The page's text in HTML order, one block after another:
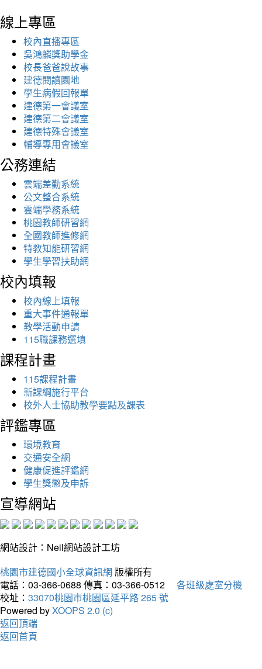
線上專區
校內直播專區
吳鴻麟獎助學金
校長爸爸說故事
建德閱讀園地
學生病假回報單
建德第一會議室
建德第二會議室
建德特殊會議室
輔導專用會議室
公務連結
雲端差勤系統
公文整合系統
雲端學務系統
桃園教師研習網
全國教師進修網
特教知能研習網
學生學習扶助網
校內填報
校內線上填報
重大事件通報單
教學活動申請
115職課務選填
課程計畫
115課程計畫
新課綱施行平台
校外人士協助教學要點及課表
評鑑專區
環境教育
交通安全網
健康促進評鑑網
學生獎懲及申訴
宣導網站
網站設計：Neil網站設計工坊
桃園市建德國小全球資訊網 版權所有
電話：03-366-0688 傳真：03-366-0512
各班級處室分機
校址： 33070桃園市桃園區延平路 265 號
Powered byXOOPS 2.0 (c)
返回頂端
返回首頁